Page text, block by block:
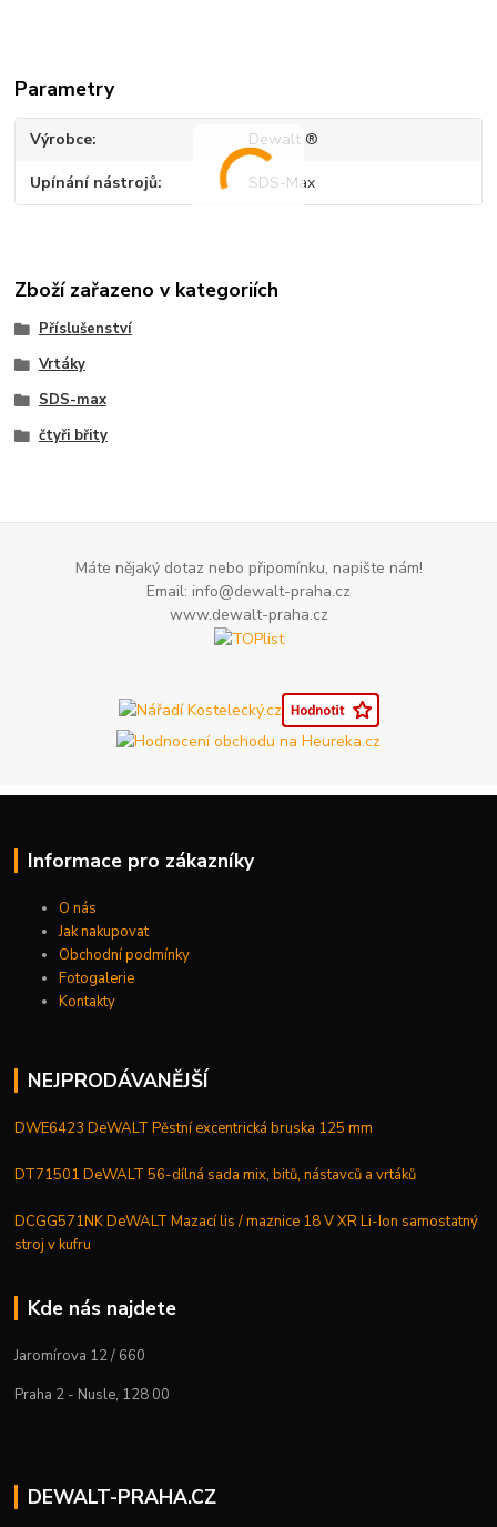
Parametry
Výrobce Dewalt ®
Upínání nástrojů SDS-Max
Zboží zařazeno v kategoriích
Příslušenství
Vrtáky
SDS-max
čtyři břity
Máte nějaký dotaz nebo připomínku, napište nám!
Email: info@dewalt-praha.cz
www.dewalt-praha.cz
Informace pro zákazníky
O nás
Jak nakupovat
Obchodní podmínky
Fotogalerie
Kontakty
NEJPRODÁVANĚJŠÍ
DWE6423 DeWALT Pěstní excentrická bruska 125 mm
DT71501 DeWALT 56-dílná sada mix, bitů, nástavců a vrtáků
DCGG571NK DeWALT Mazací lis / maznice 18 V XR Li-Ion samostatný
stroj v kufru
Kde nás najdete
Jaromírova 12 / 660
Praha 2 - Nusle, 128 00
DEWALT-PRAHA.CZ